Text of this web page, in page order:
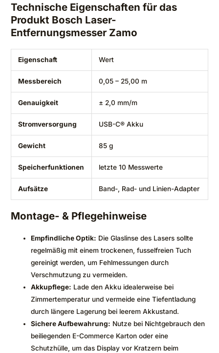
Technische Eigenschaften für das
Produkt Bosch Laser-
Entfernungsmesser Zamo
Eigenschaft Wert
Messbereich 0,05 – 25,00 m
Genauigkeit ± 2,0 mm/m
Stromversorgung USB-C® Akku
Gewicht 85 g
Speicherfunktionen letzte 10 Messwerte
Aufsätze Band-, Rad- und Linien-Adapter
Montage- & Pflegehinweise
Empfindliche Optik: Die Glaslinse des Lasers sollte
regelmäßig mit einem trockenen, fusselfreien Tuch
gereinigt werden, um Fehlmessungen durch
Verschmutzung zu vermeiden.
Akkupflege: Lade den Akku idealerweise bei
Zimmertemperatur und vermeide eine Tiefentladung
durch längere Lagerung bei leerem Akkustand.
Sichere Aufbewahrung: Nutze bei Nichtgebrauch den
beiliegenden E-Commerce Karton oder eine
Schutzhülle, um das Display vor Kratzern beim